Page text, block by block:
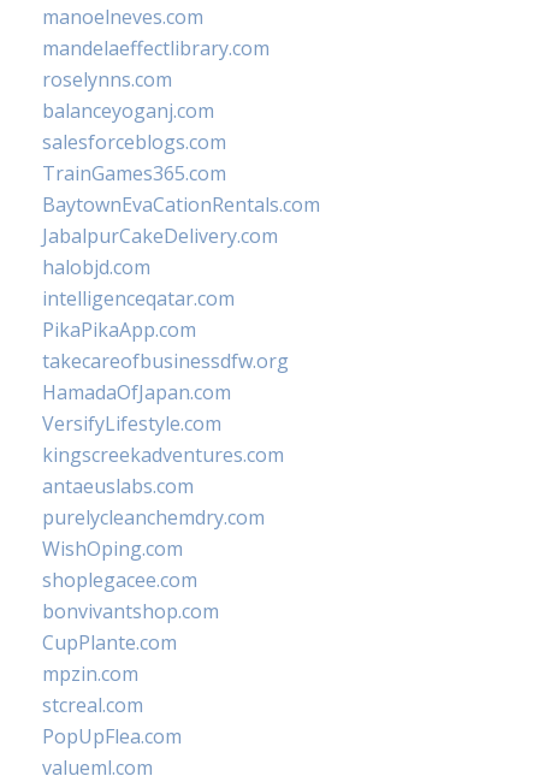
manoelneves.com
mandelaeffectlibrary.com
roselynns.com
balanceyoganj.com
salesforceblogs.com
TrainGames365.com
BaytownEvaCationRentals.com
JabalpurCakeDelivery.com
halobjd.com
intelligenceqatar.com
PikaPikaApp.com
takecareofbusinessdfw.org
HamadaOfJapan.com
VersifyLifestyle.com
kingscreekadventures.com
antaeuslabs.com
purelycleanchemdry.com
WishOping.com
shoplegacee.com
bonvivantshop.com
CupPlante.com
mpzin.com
stcreal.com
PopUpFlea.com
valueml.com